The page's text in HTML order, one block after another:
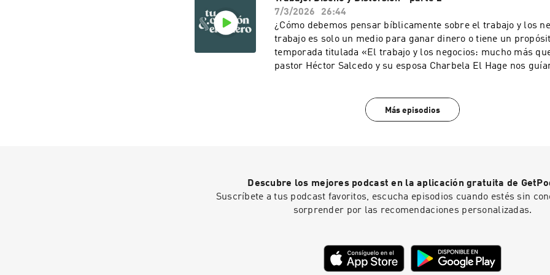
reproducción total o parcial de este recurso, por cualquier
procedimiento, sin para ello contar con nuestra autorización
por escrito. Toda forma de utilización no autorizada será
establecido en las leyes internacionales de Derecho de Autor.
reservados.
7/3/2026
26:44
¿Cómo debemos pensar bíblicamente sobre el trabajo y los
trabajo es solo un medio para ganar dinero o tiene un
temporada titulada «El trabajo y los negocios: mucho más
pastor Héctor Salcedo y su esposa Charbela El Hage nos
reproducción total o parcial de este recurso, por cualquier
procedimiento, sin para ello contar con nuestra autorización
Más episodios
Descubre los mejores podcast en la aplicación gratuita de
Suscríbete a tus podcast favoritos, escucha episodios cuando estés sin
sorprender por las recomendaciones personalizadas.